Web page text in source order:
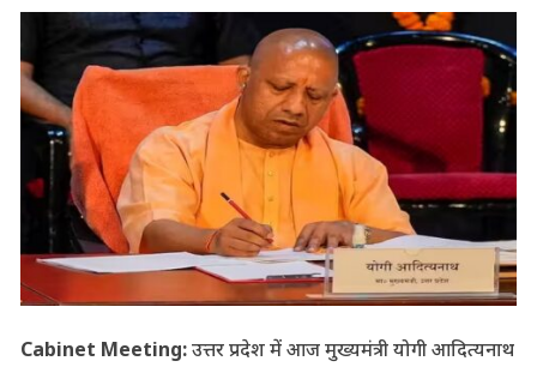
Cabinet Meeting:उत्तर प्रदेश में आज मुख्यमंत्री योगी आदित्यनाथ